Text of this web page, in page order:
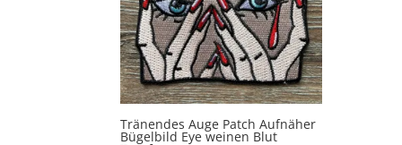
Tränendes Auge Patch Aufnäher
Bügelbild Eye weinen Blut